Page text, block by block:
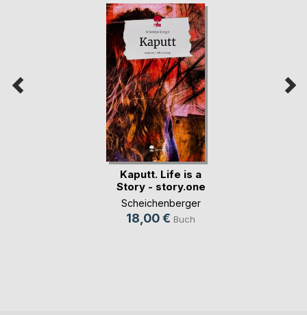
Kaputt. Life is a
Story - story.one
Scheichenberger
18,00 € Buch